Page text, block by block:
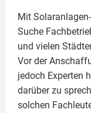
Mit
Suche
und vielen
Vor der
jedoch Experten
darüber zu
solchen